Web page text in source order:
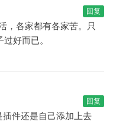
回复
，各家都有各家苦。只
好而已。
回复
件还是自己添加上去